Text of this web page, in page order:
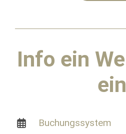
Info ein
ein
Buchungssystem